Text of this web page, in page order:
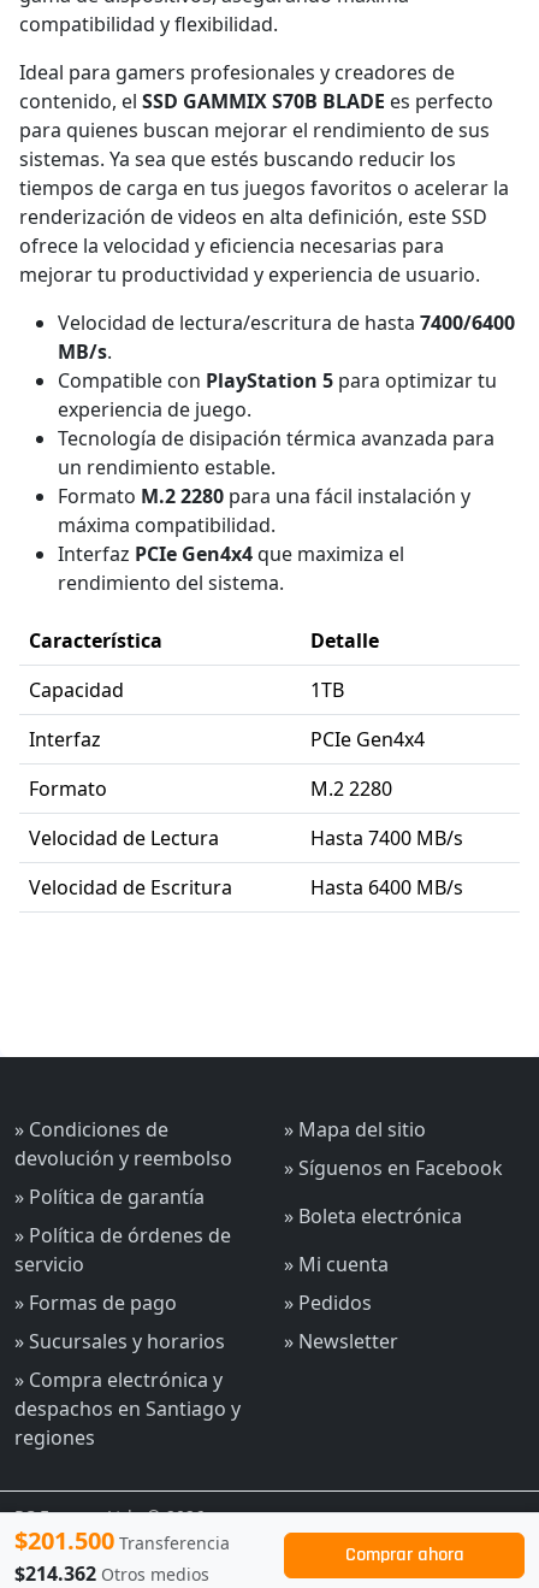
$201.500 Transferencia
$214.362 Otros medios
Comprar ahora
compatibilidad y flexibilidad.
Ideal para gamers profesionales y creadores de
contenido, el SSD GAMMIX S70B BLADE es perfecto
para quienes buscan mejorar el rendimiento de sus
sistemas. Ya sea que estés buscando reducir los
tiempos de carga en tus juegos favoritos o acelerar la
renderización de videos en alta definición, este SSD
ofrece la velocidad y eficiencia necesarias para
mejorar tu productividad y experiencia de usuario.
Velocidad de lectura/escritura de hasta 7400/6400
MB/s.
Compatible con PlayStation 5 para optimizar tu
experiencia de juego.
Tecnología de disipación térmica avanzada para
un rendimiento estable.
Formato M.2 2280 para una fácil instalación y
máxima compatibilidad.
Interfaz PCIe Gen4x4que maximiza el
rendimiento del sistema.
Característica
Detalle
Capacidad
1TB
Interfaz
PCIe Gen4x4
Formato
M.2 2280
Velocidad de Lectura
Hasta 7400 MB/s
Velocidad de Escritura
Hasta 6400 MB/s
» Condiciones de
devolución y reembolso
» Política de garantía
» Política de órdenes de
servicio
» Formas de pago
» Sucursales y horarios
» Compra electrónica y
despachos en Santiago y
regiones
» Mapa del sitio
» Síguenos en Facebook
» Boleta electrónica
» Mi cuenta
» Pedidos
» Newsletter
PC Express Ltda © 2026